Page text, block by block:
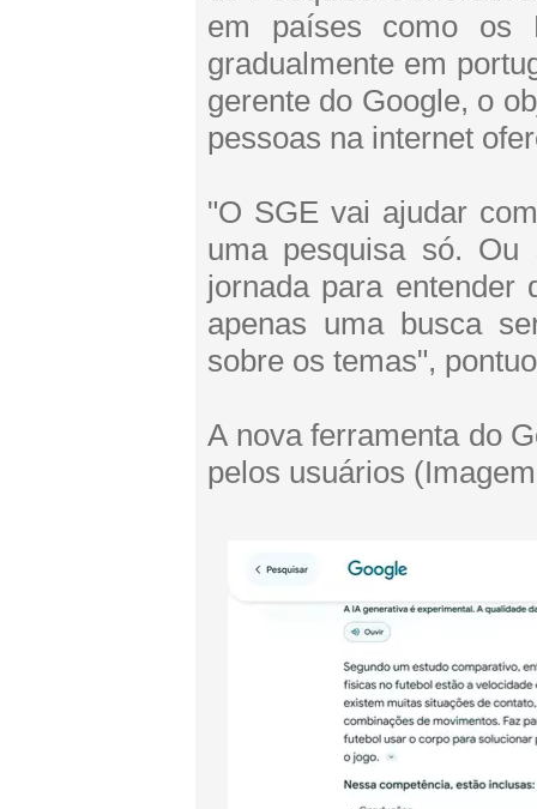
em países como os
gradualmente em
gerente do Google, o
pessoas na internet
"O SGE vai ajudar
uma pesquisa só.
jornada para
apenas uma busca
sobre os temas",
A nova ferramenta do
pelos usuários